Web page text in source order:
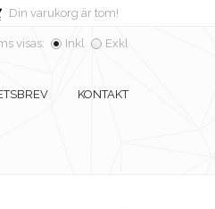
Din varukorg är tom!
visas: Inkl Exkl
KONTAKT